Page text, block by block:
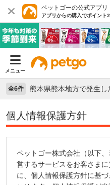
ペットゴーの公式アプリ
アプリからの購入でポイント
メニュー
全6件
個人情報保護方針
ペットゴー株式会社（以下
営するサービスをお客さま
に、個人情報保護方針に基